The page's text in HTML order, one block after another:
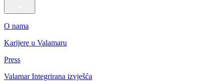
O nama
Karijere u Valamaru
Press
Valamar Integrirana izvješća